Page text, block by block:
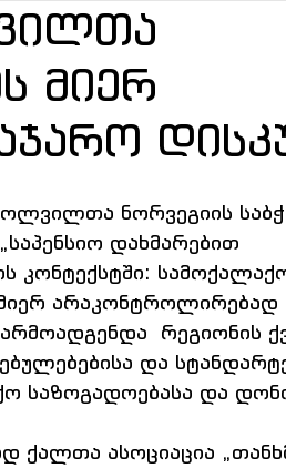
მიერ
ნორვეგიის
დახმარებით
კონტექსტში:
არაკონტროლირებად
რეგიონის
და
საზოგადოებასა და
ქალთა ასოციაცია